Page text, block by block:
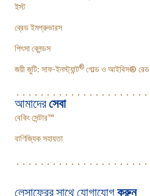
ইস্ট
ব্রেড ইমপ্রুভারস
পিৎসা ব্লেন্ডস
জয়ী জুটি: সাফ-ইনস্ট্যান্ট® গোল্ড ও আইবিস® রেড
আমাদেরসেবা
বেকিং সেন্টার™
বাণিজ্যিক সহায়তা
লেসাফ্রের সাথে যোগাযোগকরুন